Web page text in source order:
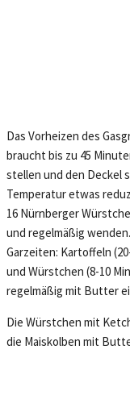
Das Vorheizen des
braucht bis zu 45
stellen und den Deckel
Temperatur etwas
16 Nürnberger
und regelmäßig
Garzeiten: Kartoffeln
und Würstchen (8-10
regelmäßig mit Butter
Die Würstchen mit
die Maiskolben mit